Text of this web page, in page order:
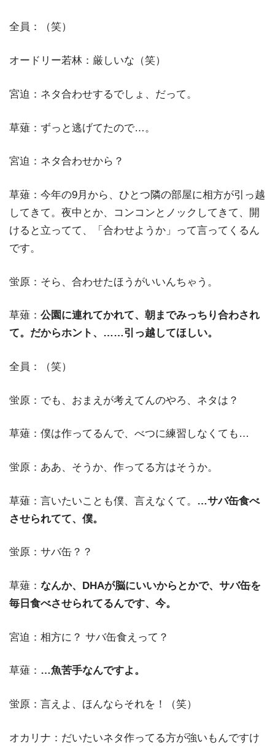
全員：（笑）
オードリー若林：厳しいな（笑）
宮迫：ネタ合わせするでしょ、だって。
草薙：ずっと逃げてたので…。
宮迫：ネタ合わせから？
草薙：今年の9月から、ひとつ隣の部屋に相方が引っ越
してきて。夜中とか、コンコンとノックしてきて、開
けると立ってて、「合わせようか」って言ってくるん
です。
蛍原：そら、合わせたほうがいいんちゃう。
草薙： 公園に連れてかれて、朝までみっちり合わされ
て。だからホント、……引っ越してほしい。
全員：（笑）
蛍原：でも、おまえが考えてんのやろ、ネタは？
草薙：僕は作ってるんで、べつに練習しなくても…
蛍原：ああ、そうか、作ってる方はそうか。
草薙：言いたいことも僕、言えなくて。 …サバ缶食べ
させられてて、僕。
蛍原：サバ缶？？
草薙： なんか、DHAが脳にいいからとかで、サバ缶を
毎日食べさせられてるんです、今。
宮迫：相方に？ サバ缶食えって？
草薙： …魚苦手なんですよ。
蛍原：言えよ、ほんならそれを！（笑）
オカリナ：だいたいネタ作ってる方が強いもんですけ